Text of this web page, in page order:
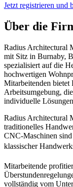
Jetzt registrieren und
Über die
Radius Architectural
mit Sitz in Burnaby,
spezialisiert auf die
hochwertigen
Mitarbeitenden bietet
Arbeitsumgebung,
individuelle
Radius Architectural
traditionelles
CNC-Maschinen
klassischer
Mitarbeitende
vollständig vom